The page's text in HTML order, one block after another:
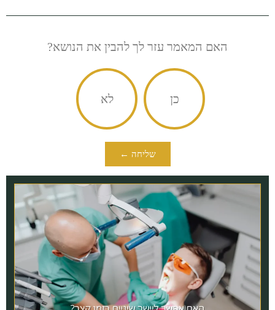
האם המאמר עזר לך להבין את הנושא?
כן לא
שליחה ←